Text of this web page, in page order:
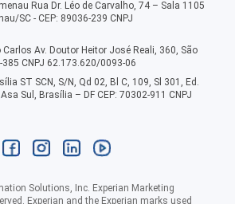
Rua Dr. Léo de Carvalho, 74 – Sala 1105
SC - CEP: 89036-239 CNPJ
Carlos Av. Doutor Heitor José Reali, 360, São
385 CNPJ 62.173.620/0093-06
ST SCN, S/N, Qd 02, Bl C, 109, Sl 301, Ed.
Sul, Brasília – DF CEP: 70302-911 CNPJ
Solutions, Inc. Experian Marketing
Experian and the Experian marks used